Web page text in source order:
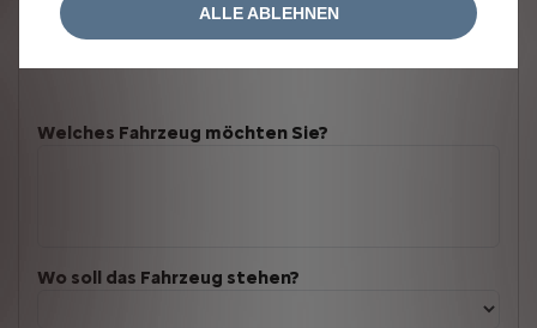
Welches Fahrzeug möchten Sie?
Wo soll das Fahrzeug stehen?
ALLE ABLEHNEN